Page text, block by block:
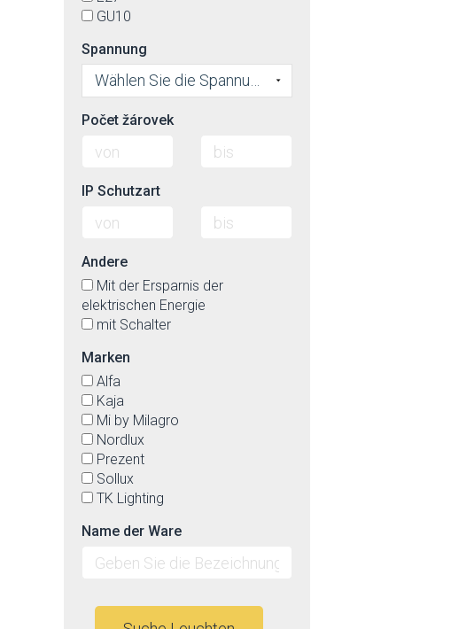
GU10
Spannung
Počet žárovek
IP Schutzart
Andere
Mit der Ersparnis der
elektrischen Energie
mit Schalter
Marken
Alfa
Kaja
Mi by Milagro
Nordlux
Prezent
Sollux
TK Lighting
Name der Ware